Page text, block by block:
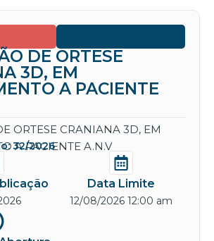
DE ORTESE
3D, EM
A PACIENTE
ORTESE CRANIANA 3D, EM
A PACIENTE A.N.V
32/2026
Data Limite
12/08/2026 12:00 am